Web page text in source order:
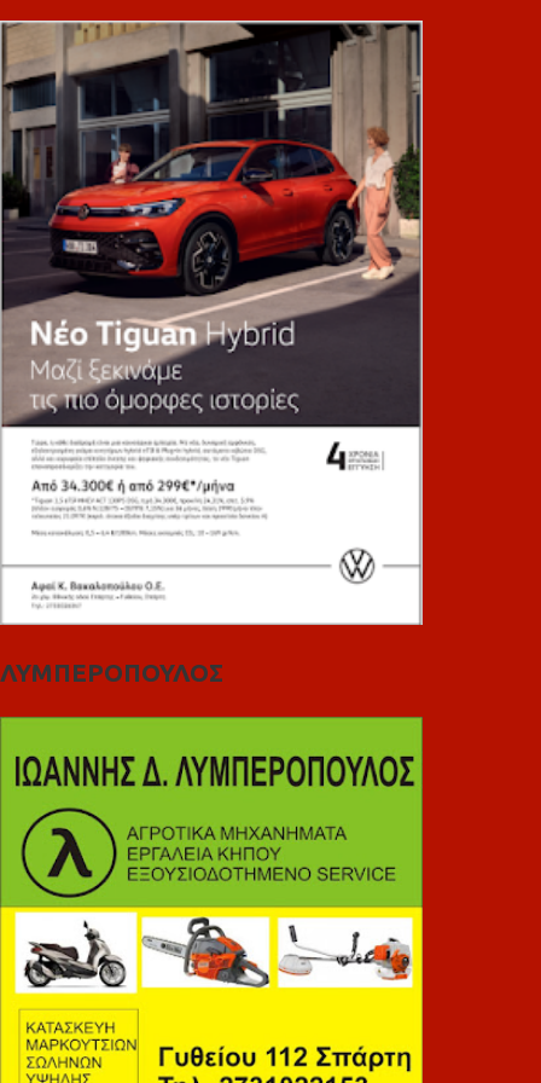
ΛΥΜΠΕΡΟΠΟΥΛΟΣ